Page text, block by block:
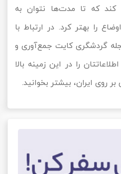
کند که تا مدت‌ها نتوان به
را بهتر کرد. در ارتباط با
گردشگری کایت جمع‌آوری و
را در این زمینه بالا
روی ایران، بیشتر بخوانید.